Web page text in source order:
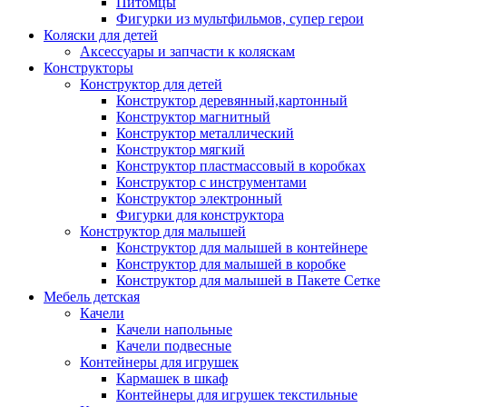
Фигурки из мультфильмов, супер герои
Коляски для детей
Аксессуары и запчасти к коляскам
Конструкторы
Конструктор для детей
Конструктор деревянный,картонный
Конструктор магнитный
Конструктор металлический
Конструктор мягкий
Конструктор пластмассовый в коробках
Конструктор с инструментами
Конструктор электронный
Фигурки для конструктора
Конструктор для малышей
Конструктор для малышей в контейнере
Конструктор для малышей в коробке
Конструктор для малышей в Пакете Сетке
Мебель детская
Качели
Качели напольные
Качели подвесные
Контейнеры для игрушек
Кармашек в шкаф
Контейнеры для игрушек текстильные